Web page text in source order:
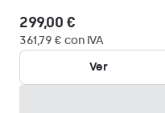
299,00 €
361,79 € con IVA
Ver